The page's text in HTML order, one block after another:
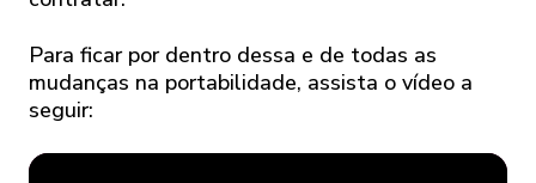
Para ficar por dentro dessa e de todas as
mudanças na portabilidade, assista o vídeo a
seguir: